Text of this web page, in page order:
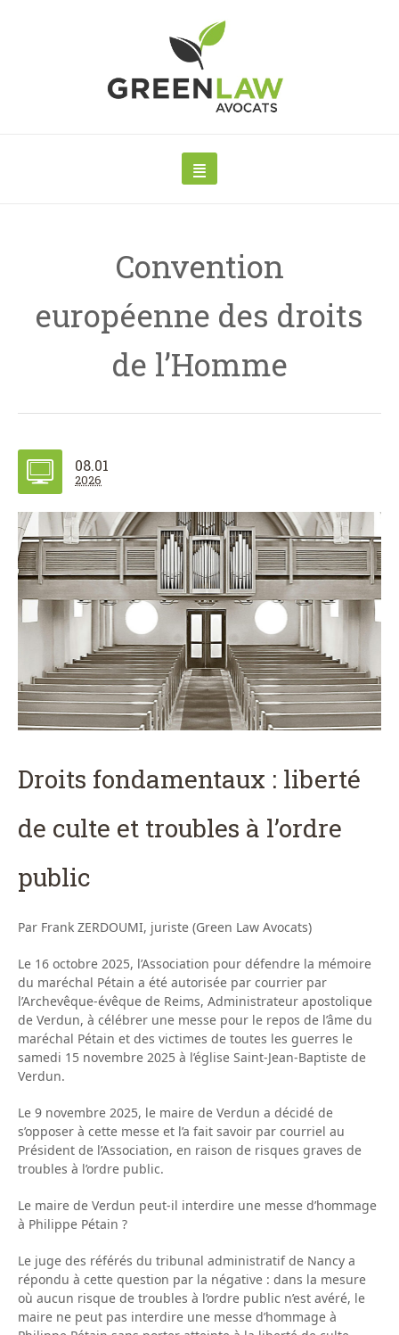
Convention
européenne des droits
de l’Homme
08.01
2026
Droits fondamentaux : liberté
de culte et troubles à l’ordre
public
Par Frank ZERDOUMI, juriste (Green Law Avocats)
Le 16 octobre 2025, l’Association pour défendre la mémoire
du maréchal Pétain a été autorisée par courrier par
l’Archevêque-évêque de Reims, Administrateur apostolique
de Verdun, à célébrer une messe pour le repos de l’âme du
maréchal Pétain et des victimes de toutes les guerres le
samedi 15 novembre 2025 à l’église Saint-Jean-Baptiste de
Verdun.
Le 9 novembre 2025, le maire de Verdun a décidé de
s’opposer à cette messe et l’a fait savoir par courriel au
Président de l’Association, en raison de risques graves de
troubles à l’ordre public.
Le maire de Verdun peut-il interdire une messe d’hommage
à Philippe Pétain ?
Le juge des référés du tribunal administratif de Nancy a
répondu à cette question par la négative : dans la mesure
où aucun risque de troubles à l’ordre public n’est avéré, le
maire ne peut pas interdire une messe d’hommage à